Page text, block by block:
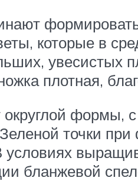
которые в
увесистых
плотная,
формы,
точки
бланжевой